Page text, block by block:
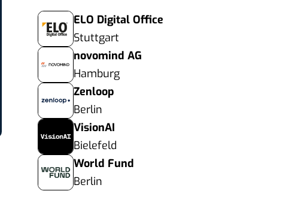
ELO Digital Office
Stuttgart
novomind AG
Hamburg
Zenloop
Berlin
VisionAI
Bielefeld
World Fund
Berlin